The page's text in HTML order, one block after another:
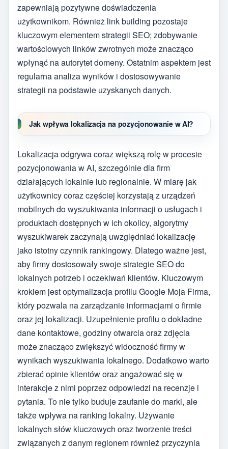
zapewniają pozytywne doświadczenia
użytkownikom. Również link building pozostaje
kluczowym elementem strategii SEO; zdobywanie
wartościowych linków zwrotnych może znacząco
wpłynąć na autorytet domeny. Ostatnim aspektem jest
regularna analiza wyników i dostosowywanie
strategii na podstawie uzyskanych danych.
Jak wpływa lokalizacja na pozycjonowanie w AI?
Lokalizacja odgrywa coraz większą rolę w procesie
pozycjonowania w AI, szczególnie dla firm
działających lokalnie lub regionalnie. W miarę jak
użytkownicy coraz częściej korzystają z urządzeń
mobilnych do wyszukiwania informacji o usługach i
produktach dostępnych w ich okolicy, algorytmy
wyszukiwarek zaczynają uwzględniać lokalizację
jako istotny czynnik rankingowy. Dlatego ważne jest,
aby firmy dostosowały swoje strategie SEO do
lokalnych potrzeb i oczekiwań klientów. Kluczowym
krokiem jest optymalizacja profilu Google Moja Firma,
który pozwala na zarządzanie informacjami o firmie
oraz jej lokalizacji. Uzupełnienie profilu o dokładne
dane kontaktowe, godziny otwarcia oraz zdjęcia
może znacząco zwiększyć widoczność firmy w
wynikach wyszukiwania lokalnego. Dodatkowo warto
zbierać opinie klientów oraz angażować się w
interakcje z nimi poprzez odpowiedzi na recenzje i
pytania. To nie tylko buduje zaufanie do marki, ale
także wpływa na ranking lokalny. Używanie
lokalnych słów kluczowych oraz tworzenie treści
związanych z danym regionem również przyczynia